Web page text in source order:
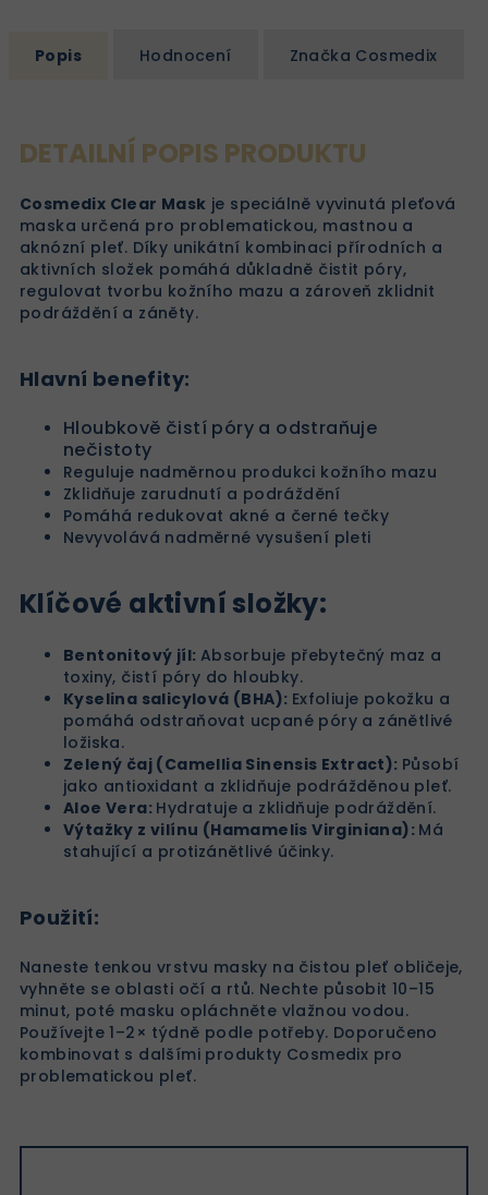
Popis Hodnocení Značka Cosmedix
DETAILNÍ POPIS PRODUKTU
Cosmedix Clear Mask je speciálně vyvinutá pleťová
maska určená pro problematickou, mastnou a
aknózní pleť. Díky unikátní kombinaci přírodních a
aktivních složek pomáhá důkladně čistit póry,
regulovat tvorbu kožního mazu a zároveň zklidnit
podráždění a záněty.
Hlavní benefity:
Hloubkově čistí póry a odstraňuje
nečistoty
Reguluje nadměrnou produkci kožního mazu
Zklidňuje zarudnutí a podráždění
Pomáhá redukovat akné a černé tečky
Nevyvolává nadměrné vysušení pleti
Klíčové aktivní složky:
Bentonitový jíl: Absorbuje přebytečný maz a
toxiny, čistí póry do hloubky.
Kyselina salicylová (BHA): Exfoliuje pokožku a
pomáhá odstraňovat ucpané póry a zánětlivé
ložiska.
Zelený čaj (Camellia Sinensis Extract): Působí
jako antioxidant a zklidňuje podrážděnou pleť.
Aloe Vera: Hydratuje a zklidňuje podráždění.
Výtažky z vilínu (Hamamelis Virginiana): Má
stahující a protizánětlivé účinky.
Použití:
Naneste tenkou vrstvu masky na čistou pleť obličeje,
vyhněte se oblasti očí a rtů. Nechte působit 10–15
minut, poté masku opláchněte vlažnou vodou.
Používejte 1–2× týdně podle potřeby. Doporučeno
kombinovat s dalšími produkty Cosmedix pro
problematickou pleť.